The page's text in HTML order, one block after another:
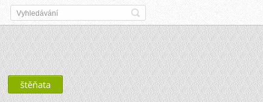
štěňata